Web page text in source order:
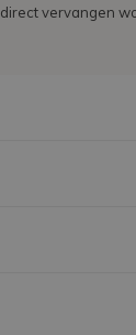
vervangen